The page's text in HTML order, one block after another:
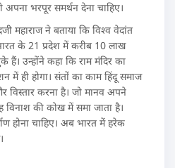
अपना भरपूर समर्थन देना चाहिए।
महाराज ने बताया कि विश्व वेदांत
के 21 प्रदेश में करीब 10 लाख
उन्होंने कहा कि राम मंदिर का
में ही होगा। संतों का काम हिंदू समाज
विस्तार करना है। जो मानव अपने
विनाश की कोख में समा जाता है।
होना चाहिए। अब भारत में हरेक